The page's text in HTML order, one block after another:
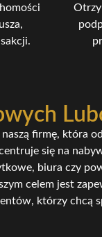
firmę, która
się na
biura czy
celem jest
którzy chcą